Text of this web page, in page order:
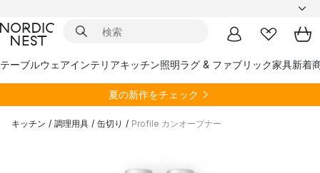
テーブルウェアインテリアキッチン照明ラグ & ファブリック家具新着
夏の新作をチェック
キッチン / 調理用具 / 缶切り / Profile カンオープナー